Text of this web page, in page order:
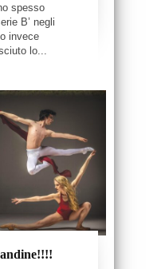
spesso
B’ negli
invece
lo...